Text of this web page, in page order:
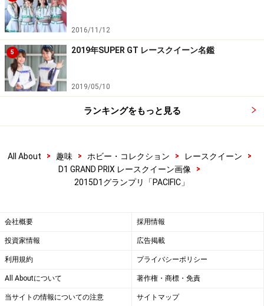
2016/11/12
5 2019年SUPER GT レースクイーン名鑑
2019/05/10
ランキングをもっと見る
All About > 趣味 > ホビー・コレクション > レースクイーン
>
D1 GRAND PRIX レースクイーン画像
>
2015D1グランプリ「PACIFIC」
会社概要 採用情報
投資家情報 広告掲載
利用規約 プライバシーポリシー
All Aboutについて 著作権・商標・免責
当サイトの情報についての注意 サイトマップ